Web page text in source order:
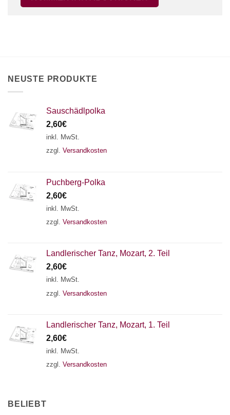
NEUSTE PRODUKTE
Sauschädlpolka
2,60€
inkl. MwSt.
zzgl. Versandkosten
Puchberg-Polka
2,60€
inkl. MwSt.
zzgl. Versandkosten
Landlerischer Tanz, Mozart, 2. Teil
2,60€
inkl. MwSt.
zzgl. Versandkosten
Landlerischer Tanz, Mozart, 1. Teil
2,60€
inkl. MwSt.
zzgl. Versandkosten
BELIEBT
Chat Support